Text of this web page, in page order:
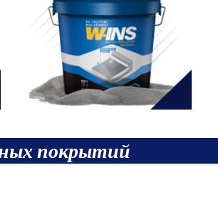
покрытий